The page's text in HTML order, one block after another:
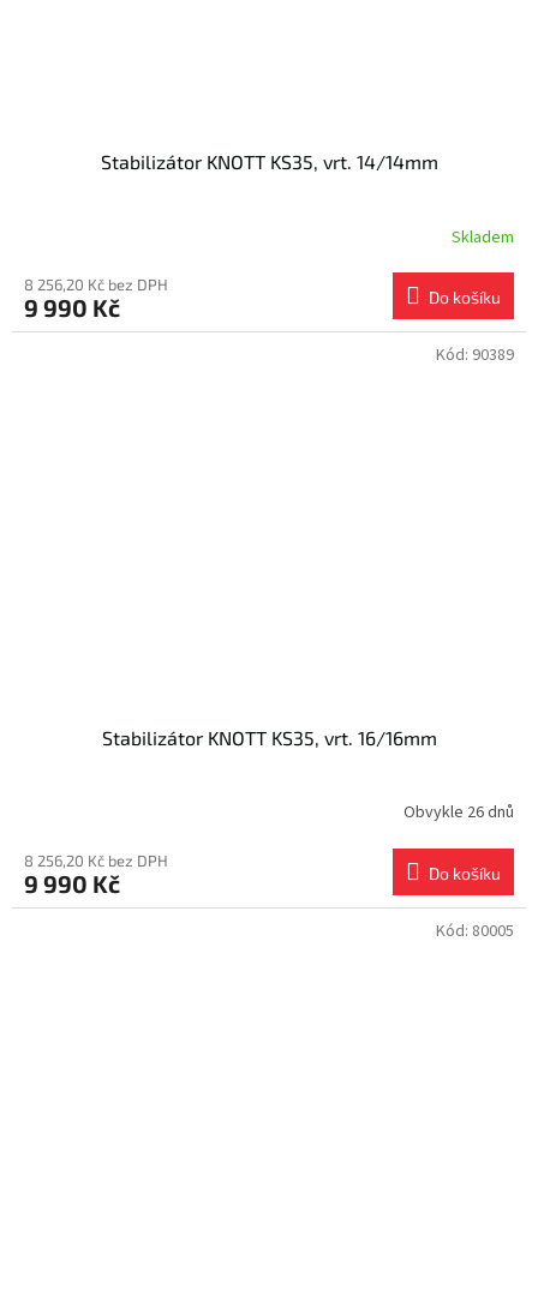
Stabilizátor KNOTT KS35, vrt. 14/14mm
Skladem
8 256,20 Kč bez DPH
9 990 Kč Do košíku
Stabilizátor KNOTT KS35, vrt. 16/16mm
Obvykle 26 dnů
8 256,20 Kč bez DPH
9 990 Kč Do košíku
Kód: 90389
Kód: 80005